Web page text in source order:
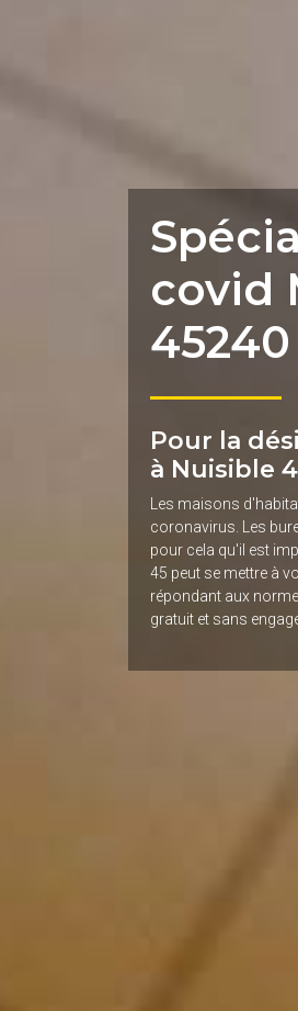
covid
45240
Pour la
à Nuisible
Les maisons
coronavirus. Les
pour cela qu'il est
45 peut se mettre à
répondant aux
gratuit et sans